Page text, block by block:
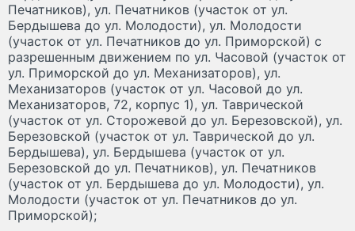
Печатников), ул. Печатников (участок от ул.
Бердышева до ул. Молодости), ул. Молодости
(участок от ул. Печатников до ул. Приморской) с
разрешенным движением по ул. Часовой (участок от
ул. Приморской до ул. Механизаторов), ул.
Механизаторов (участок от ул. Часовой до ул.
Механизаторов, 72, корпус 1), ул. Таврической
(участок от ул. Сторожевой до ул. Березовской), ул.
Березовской (участок от ул. Таврической до ул.
Бердышева), ул. Бердышева (участок от ул.
Березовской до ул. Печатников), ул. Печатников
(участок от ул. Бердышева до ул. Молодости), ул.
Молодости (участок от ул. Печатников до ул.
Приморской);